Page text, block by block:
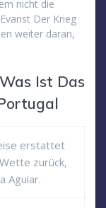
nicht die
Der Krieg
weiter daran,
Ist Das
erstattet
zurück,
Aguiar.